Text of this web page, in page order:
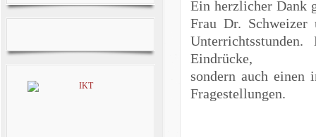
Ein herzlicher Dank
Frau Dr. Schweizer
Eindrücke,
sondern auch einen
Fragestellungen.